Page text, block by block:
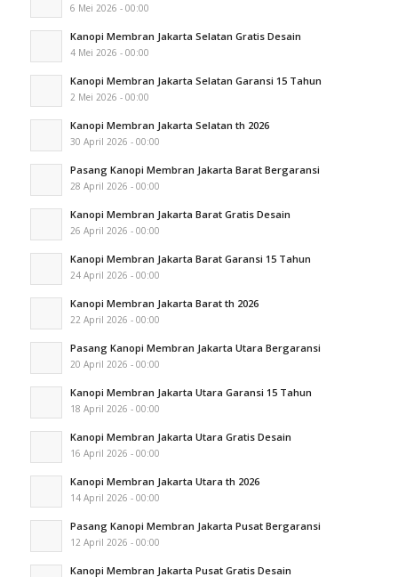
6 Mei 2026 - 00:00
Kanopi Membran Jakarta Selatan Gratis Desain
4 Mei 2026 - 00:00
Kanopi Membran Jakarta Selatan Garansi 15 Tahun
2 Mei 2026 - 00:00
Kanopi Membran Jakarta Selatan th 2026
30 April 2026 - 00:00
Pasang Kanopi Membran Jakarta Barat Bergaransi
28 April 2026 - 00:00
Kanopi Membran Jakarta Barat Gratis Desain
26 April 2026 - 00:00
Kanopi Membran Jakarta Barat Garansi 15 Tahun
24 April 2026 - 00:00
Kanopi Membran Jakarta Barat th 2026
22 April 2026 - 00:00
Pasang Kanopi Membran Jakarta Utara Bergaransi
20 April 2026 - 00:00
Kanopi Membran Jakarta Utara Garansi 15 Tahun
18 April 2026 - 00:00
Kanopi Membran Jakarta Utara Gratis Desain
16 April 2026 - 00:00
Kanopi Membran Jakarta Utara th 2026
14 April 2026 - 00:00
Pasang Kanopi Membran Jakarta Pusat Bergaransi
12 April 2026 - 00:00
Kanopi Membran Jakarta Pusat Gratis Desain